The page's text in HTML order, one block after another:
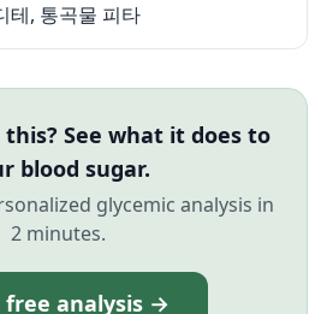
테, 통곡물 피타
See what it does to
blood sugar.
glycemic analysis in
2 minutes.
analysis →